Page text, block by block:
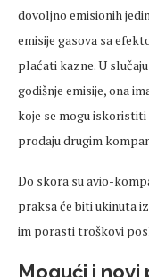
dovoljno emisionih
emisije gasova sa
plaćati kazne. U
godišnje emisije, ona
koje se mogu
prodaju drugim
Do skora su avio-
praksa će biti ukinuta
im porasti troškovi
Mogući i novi